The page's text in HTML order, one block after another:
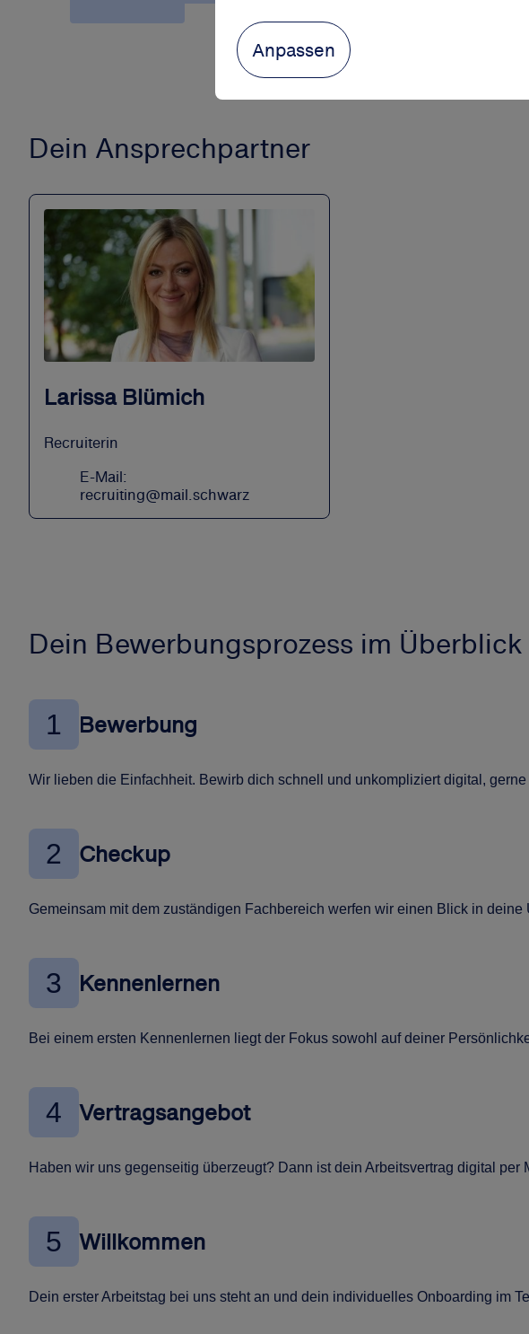
Anpassen
Dein Ansprechpartner
Larissa Blümich
Recruiterin
E-Mail:
recruiting@mail.schwarz
Dein Bewerbungsprozess im Überblick
1 Bewerbung
Wir lieben die Einfachheit. Bewirb dich schnell und unkompliziert digital,
2 Checkup
Gemeinsam mit dem zuständigen Fachbereich werfen wir einen Blick in deine
3 Kennenlernen
Bei einem ersten Kennenlernen liegt der Fokus sowohl auf deiner
4 Vertragsangebot
Haben wir uns gegenseitig überzeugt? Dann ist dein Arbeitsvertrag digital per
5 Willkommen
Dein erster Arbeitstag bei uns steht an und dein individuelles Onboarding im